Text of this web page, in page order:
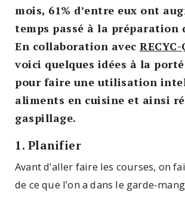
mois, 61% d’entre eux ont
temps passé à la préparation
En collaboration avec RECYC-
voici quelques idées à la
pour faire une utilisation
aliments en cuisine et ainsi
gaspillage.
1. Planifier
Avant d’aller faire les courses, on
de ce que l’on a dans le garde-